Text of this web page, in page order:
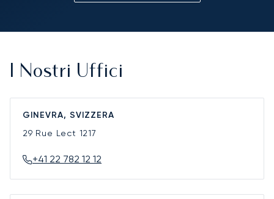
I Nostri Uffici
GINEVRA, SVIZZERA
29 Rue Lect 1217
+41 22 782 12 12